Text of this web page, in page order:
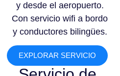
y desde el aeropuerto.
Con servicio wifi a bordo
y conductores bilingües.
EXPLORAR SERVICIO